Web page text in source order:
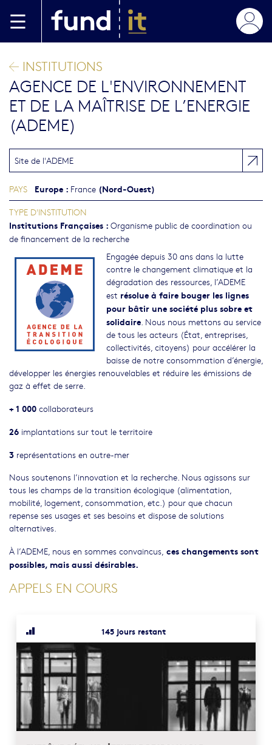
INSTITUTIONS
AGENCE DE L'ENVIRONNEMENT
ET DE LA MAÎTRISE DE L’ENERGIE
(ADEME)
Engagée depuis 30 ans dans la lutte
contre le changement climatique et la
dégradation des ressources, l’ADEME
est résolue à faire bouger les lignes
pour bâtir une société plus sobre et
solidaire. Nous nous mettons au service
de tous les acteurs (État, entreprises,
collectivités, citoyens) pour accélérer la
baisse de notre consommation d’énergie,
développer les énergies renouvelables et réduire les émissions de
gaz à effet de serre.
+ 1 000 collaborateurs
26 implantations sur tout le territoire
3 représentations en outre-mer
Nous soutenons l’innovation et la recherche. Nous agissons sur
tous les champs de la transition écologique (alimentation,
mobilité, logement, consommation, etc.) pour que chacun
repense ses usages et ses besoins et dispose de solutions
alternatives.
À l’ADEME, nous en sommes convaincus, ces changements sont
possibles, mais aussi désirables.
Site de l'ADEME
PAYS Europe : France (Nord-Ouest)
TYPE D'INSTITUTION
Institutions Françaises : Organisme public de coordination ou
de financement de la recherche
APPELS EN COURS
145 jours restant